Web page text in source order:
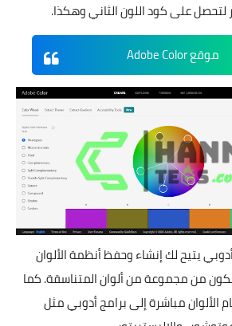
لتحصل على كود اللون الثاني وهكذا.
موقع Adobe Color
يتيح لك إنشاء وحفظ أنظمة الألوان
من مجموعة من ألوان المتناسقة. كما
الألوان مباشرة إلى برامج أدوبي مثل